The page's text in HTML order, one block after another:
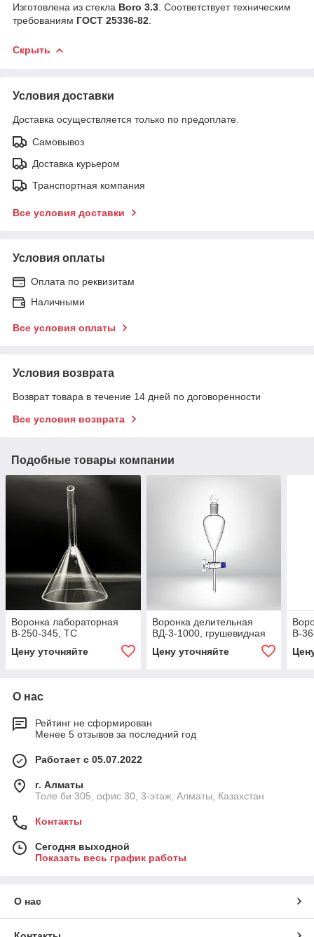
Изготовлена из стекла Boro 3.3 . Соответствует техническим
требованиям ГОСТ 25336-82
Скрыть
Условия доставки
Доставка осуществляется только по предоплате.
Самовывоз
Доставка курьером
Транспортная компания
Все условия доставки
Условия оплаты
Оплата по реквизитам
Наличными
Все условия оплаты
Условия возврата
Возврат товара в течение 14 дней по договоренности
Все условия возврата
Подобные товары компании
Воронка лабораторная
В-250-345, ТС
Цену уточняйте
Воронка делительная
ВД-3-1000, грушевидная
Цену уточняйте
В-
О нас
Рейтинг не сформирован
Менее 5 отзывов за последний год
Работает с 05.07.2022
г. Алматы
Толе би 305, офис 30, 3-этаж, Алматы, Казахстан
Контакты
Сегодня выходной
Показать весь график работы
О нас